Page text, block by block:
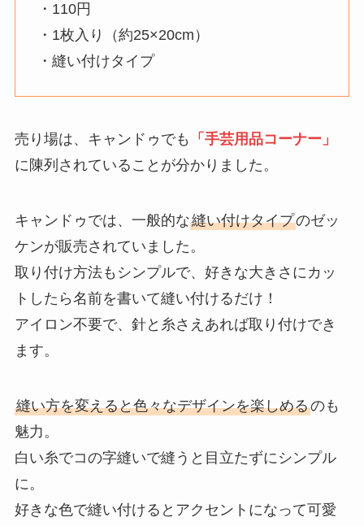
・110円
・1枚入り（約25×20cm）
・縫い付けタイプ
売り場は、キャンドゥでも
「手芸用品コーナー」
に陳列されていることが分かりました。
キャンドゥでは、一般的な縫い付けタイプのゼッ
ケンが販売されていました。
取り付け方法もシンプルで、好きな大きさにカッ
トしたら名前を書いて縫い付けるだけ！
アイロン不要で、針と糸さえあれば取り付けでき
ます。
縫い方を変えると色々なデザインを楽しめるのも
魅力。
白い糸でコの字縫いで縫うと目立たずにシンプル
に。
好きな色で縫い付けるとアクセントになって可愛